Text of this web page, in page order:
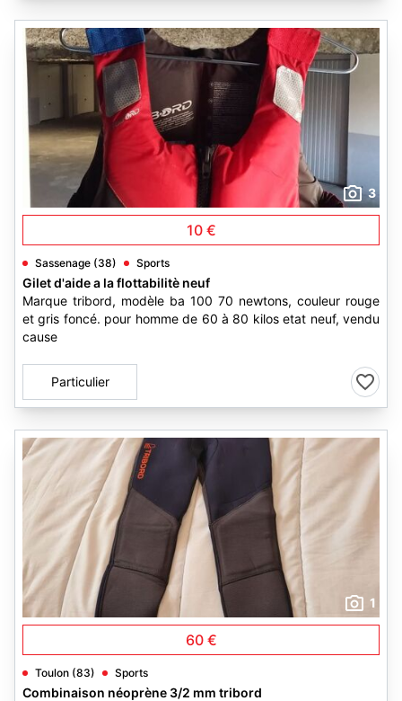
3
10 €
Sassenage (38) Sports
Gilet d'aide a la flottabilitè neuf
Marque tribord, modèle ba 100 70 newtons, couleur rouge
et gris foncé. pour homme de 60 à 80 kilos etat neuf, vendu
cause
Particulier
1
60 €
Toulon (83) Sports
Combinaison néoprène 3/2 mm tribord